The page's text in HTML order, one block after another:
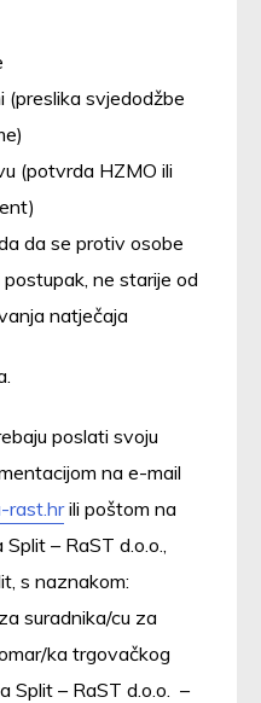
(preslika svjedodžbe
(potvrda HZMO ili
da se protiv osobe
ne starije od
natječaja
poslati svoju
na e-mail
rast.hrili poštom na
– RaST d.o.o.,
s naznakom:
suradnika/cu za
ka trgovačkog
Split – RaST d.o.o. –